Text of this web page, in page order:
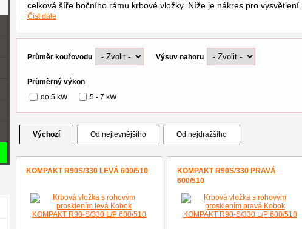
celková šíře bočního rámu krbové vložky. Níže je nákres pro vysvětlení.
Číst dále
Průměr kouřovodu Výsuv nahoru
Průměrný výkon
do 5 kW
5 - 7 kW
Výchozí Od nejlevnějšího Od nejdražšího
KOMPAKT R90S/330 LEVÁ 600/510
KOMPAKT R90S/330 PRAVÁ
600/510